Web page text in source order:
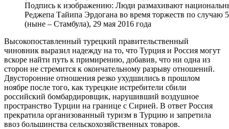
Подпись к изображению: Люди размахивают
Реджепа Тайипа Эрдогана во время торжеств по
(ныне – Стамбула), 29 мая 2016 года
Высокопоставленный турецкий правительственный
чиновник выразил надежду на то, что Турция и Россия могут
вскоре найти путь к примирению, добавив, что ни одна из
сторон не стремится к окончательному разрыву отношений.
Двусторонние отношения резко ухудшились в прошлом
ноябре после того, как турецкие истребители сбили
российский бомбардировщик, нарушивший воздушное
пространство Турции на границе с Сирией. В ответ Россия
прекратила организованный туризм в Турцию и запретила
ввоз большинства сельскохозяйственных товаров.